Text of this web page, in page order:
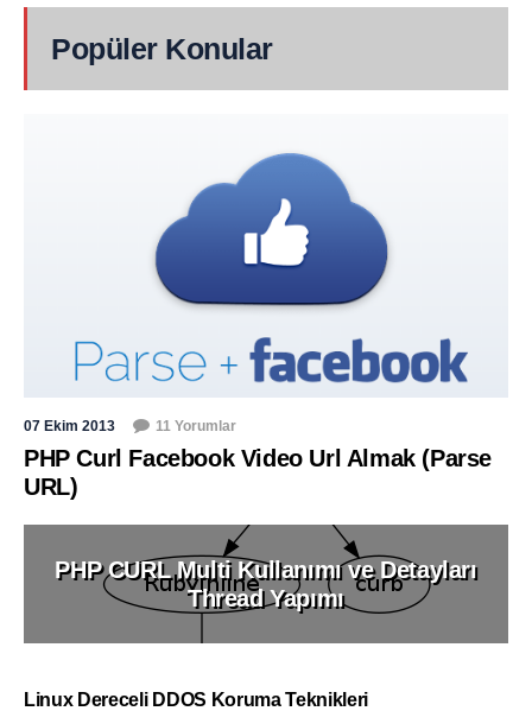
Popüler Konular
07 Ekim 2013 11 Yorumlar
PHP Curl Facebook Video Url Almak (Parse
URL)
PHP CURL Multi Kullanımı ve Detayları
Thread Yapımı
Linux Dereceli DDOS Koruma Teknikleri